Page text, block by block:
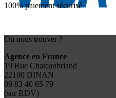
100% paiement sécurisé
Où nous trouver ?
Agence en France
19 Rue Chateaubriand
22100 DINAN
09 83 40 65 79
(sur RDV)